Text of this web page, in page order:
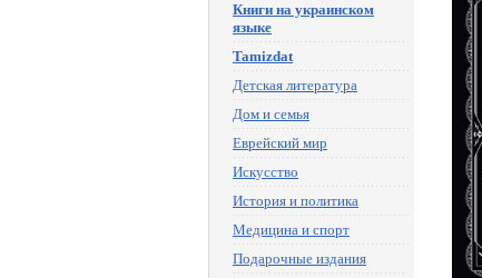
Книги на украинском
языке
Tamizdat
Детская литература
Дом и семья
Еврейский мир
Искусство
История и политика
Медицина и спорт
Подарочные издания